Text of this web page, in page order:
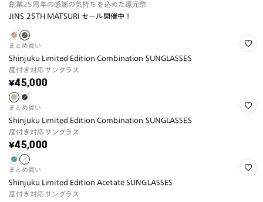
創業25周年の感謝の気持ちを込めた還元祭
JINS 25TH MATSURI セール開催中！
まとめ買い
Shinjuku Limited Edition Combination SUNGLASSES
度付き対応サングラス
¥45,000
まとめ買い
Shinjuku Limited Edition Combination SUNGLASSES
度付き対応サングラス
¥45,000
まとめ買い
Shinjuku Limited Edition Acetate SUNGLASSES
度付き対応サングラス